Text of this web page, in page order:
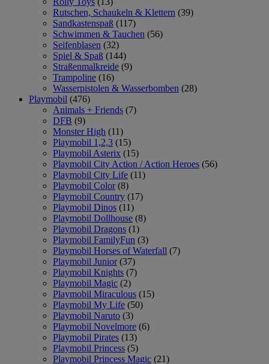
Rutschen, Schaukeln & Klettern (39)
Sandkastenspaß (117)
Schwimmen & Tauchen (56)
Seifenblasen (32)
Spiel & Spaß (144)
Straßenmalkreide (9)
Trampoline (16)
Wasserpistolen & Wasserbomben (28)
Playmobil (476)
Animals + Friends (7)
DFB (9)
Monster High (11)
Playmobil 1,2,3 (15)
Playmobil Asterix (15)
Playmobil City Action / Action Heroes (56)
Playmobil City Life (11)
Playmobil Color (8)
Playmobil Country (17)
Playmobil Dinos (11)
Playmobil Dollhouse (8)
Playmobil Dragons (1)
Playmobil FamilyFun (3)
Playmobil Horses of Waterfall (7)
Playmobil Junior (37)
Playmobil Knights (7)
Playmobil Magic (2)
Playmobil Miraculous (15)
Playmobil My Life (50)
Playmobil Naruto (3)
Playmobil Novelmore (6)
Playmobil Pirates (13)
Playmobil Princess (5)
Playmobil Princess Magic (21)